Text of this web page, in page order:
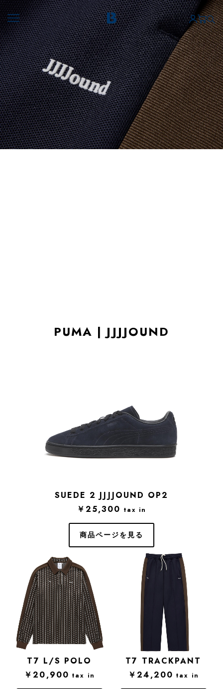
PUMA | JJJJOUND
SUEDE 2 JJJJOUND OP2
￥25,300 tax in
商品ページを見る
T7 L/S POLO
￥20,900 tax in
T7 TRACKPANT
￥24,200 tax in